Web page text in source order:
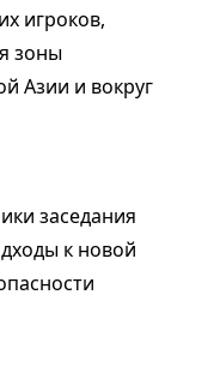
игроков,
зоны
Азии и вокруг
заседания
к новой